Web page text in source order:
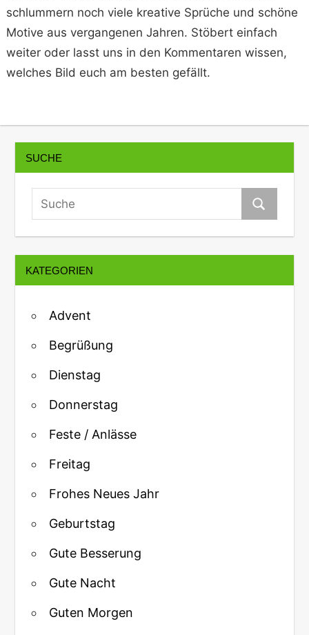
schlummern noch viele kreative Sprüche und schöne
Motive aus vergangenen Jahren. Stöbert einfach
weiter oder lasst uns in den Kommentaren wissen,
welches Bild euch am besten gefällt.
SUCHE
KATEGORIEN
Advent
Begrüßung
Dienstag
Donnerstag
Feste / Anlässe
Freitag
Frohes Neues Jahr
Geburtstag
Gute Besserung
Gute Nacht
Guten Morgen